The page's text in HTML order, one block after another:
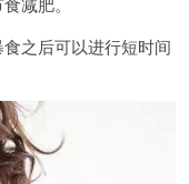
之后可以进行短时间